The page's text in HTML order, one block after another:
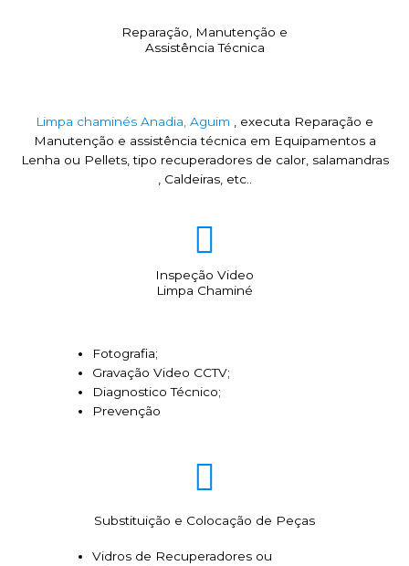
Reparação, Manutenção e
Assistência Técnica
Limpa chaminés Anadia, Aguim , executa Reparação e
Manutenção e assistência técnica em Equipamentos a
Lenha ou Pellets, tipo recuperadores de calor, salamandras
, Caldeiras, etc..
Inspeção Video
Limpa Chaminé
Fotografia;
Gravação Video CCTV;
Diagnostico Técnico;
Prevenção
Substituição e Colocação de Peças
Vidros de Recuperadores ou